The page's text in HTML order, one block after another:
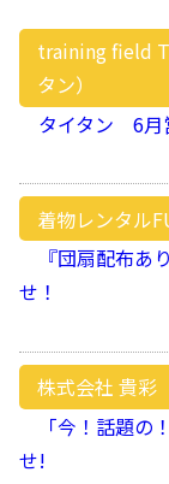
training field
タン）
タイタン 6月
着物レンタル
『団扇配布あ
せ！
株式会社 貴彩
「今！話題の
せ!